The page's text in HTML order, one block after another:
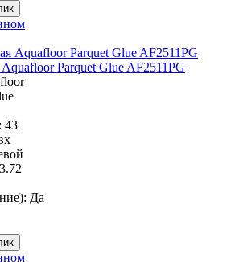
Parquet Glue AF2511PG
43
3.72
Да